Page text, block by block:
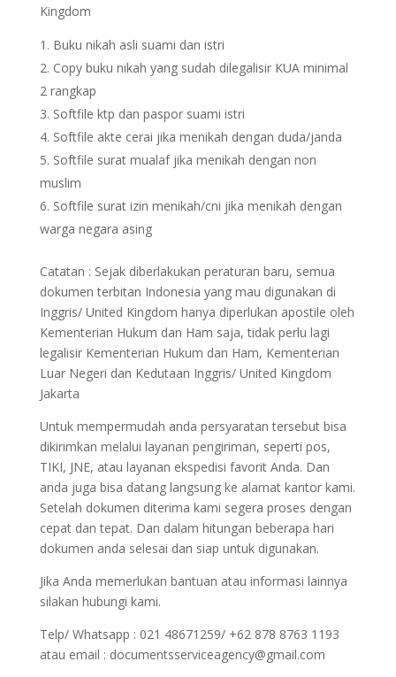
Kingdom
Buku nikah asli suami dan istri
Copy buku nikah yang sudah dilegalisir KUA minimal
2 rangkap
Softfile ktp dan paspor suami istri
Softfile akte cerai jika menikah dengan duda/janda
Softfile surat mualaf jika menikah dengan non
muslim
Softfile surat izin menikah/cni jika menikah dengan
warga negara asing
Catatan : Sejak diberlakukan peraturan baru, semua
dokumen terbitan Indonesia yang mau digunakan di
Inggris/ United Kingdom hanya diperlukan apostile oleh
Kementerian Hukum dan Ham saja, tidak perlu lagi
legalisir Kementerian Hukum dan Ham, Kementerian
Luar Negeri dan Kedutaan Inggris/ United Kingdom
Jakarta
Untuk mempermudah anda persyaratan tersebut bisa
dikirimkan melalui layanan pengiriman, seperti pos,
TIKI, JNE, atau layanan ekspedisi favorit Anda. Dan
anda juga bisa datang langsung ke alamat kantor kami.
Setelah dokumen diterima kami segera proses dengan
cepat dan tepat. Dan dalam hitungan beberapa hari
dokumen anda selesai dan siap untuk digunakan.
Jika Anda memerlukan bantuan atau informasi lainnya
silakan hubungi kami.
Telp/ Whatsapp : 021 48671259/ +62 878 8763 1193
atau email : documentsserviceagency@gmail.com